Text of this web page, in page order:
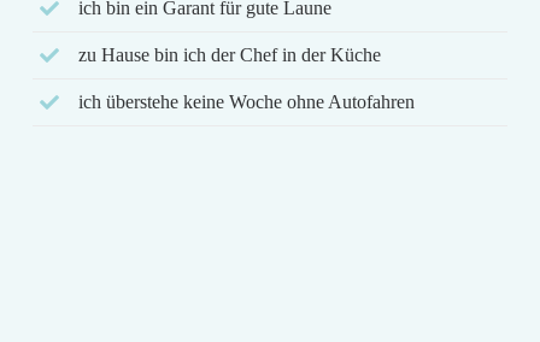
ich bin ein Garant für gute Laune
zu Hause bin ich der Chef in der Küche
ich überstehe keine Woche ohne Autofahren